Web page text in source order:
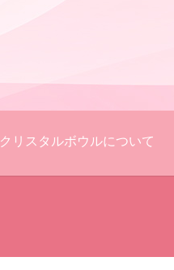
クリスタルボウルについて